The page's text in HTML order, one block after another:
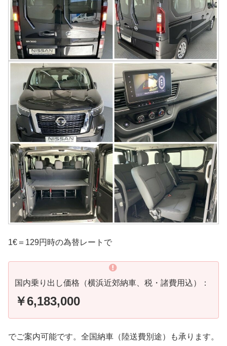
1€＝129円時の為替レートで
国内乗り出し価格（横浜近郊納車、税・諸費用込）：
￥6,183,000
でご案内可能です。全国納車（陸送費別途）も承ります。